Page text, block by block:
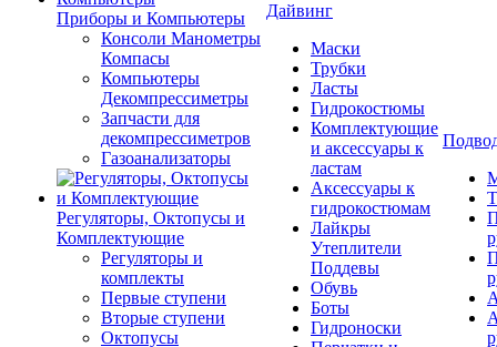
Приборы и Компьютеры
Консоли Манометры
Компасы
Компьютеры
Декомпрессиметры
Запчасти для
декомпрессиметров
Газоанализаторы
Регуляторы, Октопусы и
Комплектующие
Регуляторы и
комплекты
Первые ступени
Вторые ступени
Октопусы
Дайвинг
Маски
Трубки
Ласты
Гидрокостюмы
Комплектующие
и аксессуары к
ластам
Аксессуары к
гидрокостюмам
Лайкры
Утеплители
Поддевы
Обувь
Боты
Гидроноски